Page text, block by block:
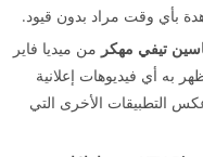
بأي وقت مراد بدون قيود.
تيفي مهكر من ميديا فاير
به أي فيديوهات إعلانية
التطبيقات الأخرى التي